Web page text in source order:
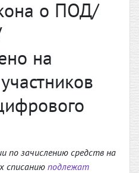
о ПОД/
на
по зачислению средств на
списанию подлежат